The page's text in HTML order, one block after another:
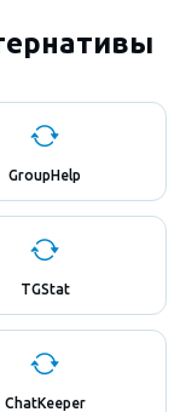
GroupHelp
TGStat
ChatKeeper